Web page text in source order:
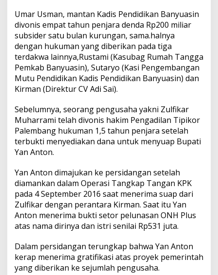
a
Umar Usman, mantan Kadis Pendidikan Banyuasin
divonis empat tahun penjara denda Rp200 miliar
subsider satu bulan kurungan, sama.halnya
dengan hukuman yang diberikan pada tiga
terdakwa lainnya,Rustami (Kasubag Rumah Tangga
Pemkab Banyuasin), Sutaryo (Kasi Pengembangan
Mutu Pendidikan Kadis Pendidikan Banyuasin) dan
Kirman (Direktur CV Adi Sai).
Sebelumnya, seorang pengusaha yakni Zulfikar
Muharrami telah divonis hakim Pengadilan Tipikor
Palembang hukuman 1,5 tahun penjara setelah
terbukti menyediakan dana untuk menyuap Bupati
Yan Anton.
Yan Anton dimajukan ke persidangan setelah
diamankan dalam Operasi Tangkap Tangan KPK
pada 4 September 2016 saat menerima suap dari
Zulfikar dengan perantara Kirman. Saat itu Yan
Anton menerima bukti setor pelunasan ONH Plus
atas nama dirinya dan istri senilai Rp531 juta.
Dalam persidangan terungkap bahwa Yan Anton
kerap menerima gratifikasi atas proyek pemerintah
yang diberikan ke sejumlah pengusaha.